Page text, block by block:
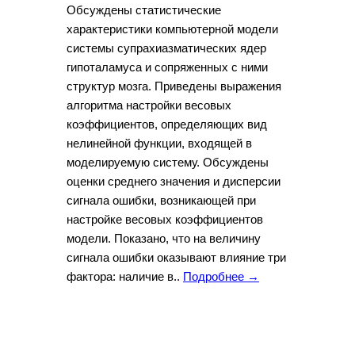
Обсуждены статистические
характеристики компьютерной модели
системы супрахиазматических ядер
гипоталамуса и сопряженных с ними
структур мозга. Приведены выражения
алгоритма настройки весовых
коэффициентов, определяющих вид
нелинейной функции, входящей в
моделируемую систему. Обсуждены
оценки среднего значения и дисперсии
сигнала ошибки, возникающей при
настройке весовых коэффициентов
модели. Показано, что на величину
сигнала ошибки оказывают влияние три
фактора: наличие в.. Подробнее →